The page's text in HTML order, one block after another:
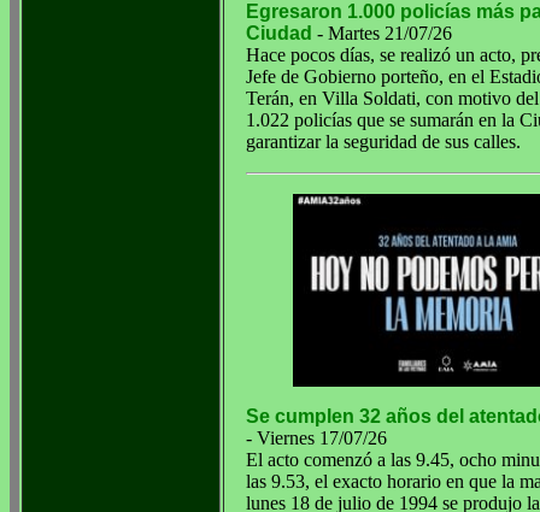
Egresaron 1.000 policías más
Ciudad - Martes 21/07/26
Hace pocos días, se realizó un acto,
Jefe de Gobierno porteño, en el
Terán, en Villa Soldati, con motivo del
1.022 policías que se sumarán en la
garantizar la seguridad de sus calles.
Se cumplen 32 años del
- Viernes 17/07/26
El acto comenzó a las 9.45, ocho
las 9.53, el exacto horario en que la
lunes 18 de julio de 1994 se produjo